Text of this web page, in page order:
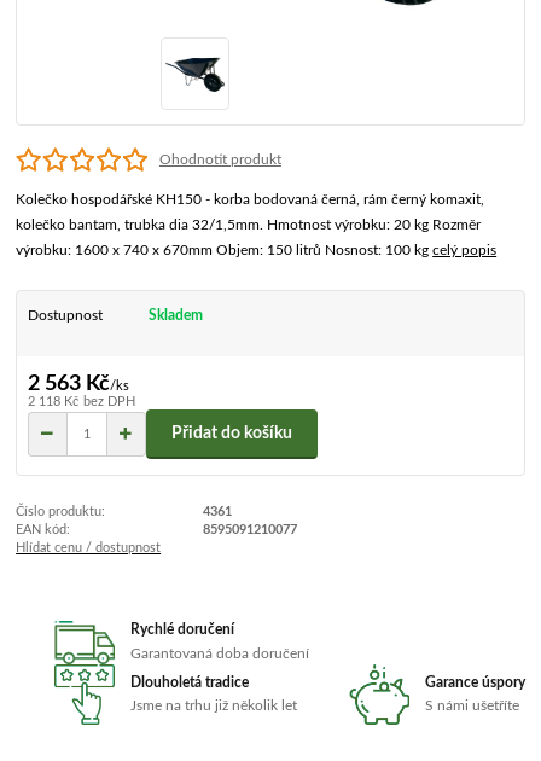
Ohodnotit produkt
Kolečko hospodářské KH150 - korba bodovaná černá, rám černý komaxit,
kolečko bantam, trubka dia 32/1,5mm. Hmotnost výrobku: 20 kg Rozměr
výrobku: 1600 x 740 x 670mm Objem: 150 litrů Nosnost: 100 kgcelý popis
Dostupnost Skladem
2 563 Kč/ks
2 118 Kč bez DPH
Přidat do košíku
Číslo produktu:
4361
EAN kód:
8595091210077
Hlídat cenu / dostupnost
Rychlé doručení
Garantovaná doba doručení
Dlouholetá tradice
Jsme na trhu již několik let
Garance úspory
S námi ušetříte